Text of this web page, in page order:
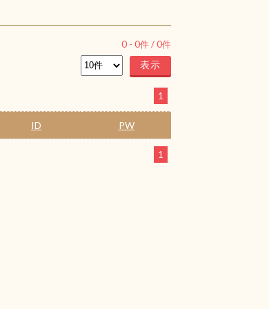
0 - 0件 /0件
1
ID PW
1